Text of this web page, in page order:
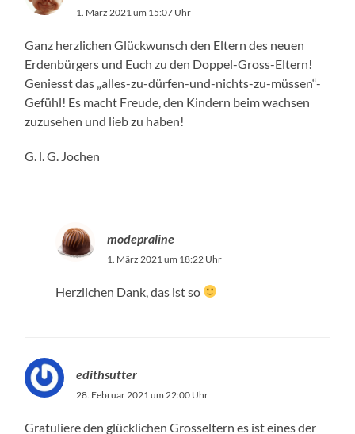
1. März 2021 um 15:07 Uhr
Ganz herzlichen Glückwunsch den Eltern des neuen
Erdenbürgers und Euch zu den Doppel-Gross-Eltern!
Geniesst das „alles-zu-dürfen-und-nichts-zu-müssen“-
Gefühl! Es macht Freude, den Kindern beim wachsen
zuzusehen und lieb zu haben!
G. l. G. Jochen
modepraline
1. März 2021 um 18:22 Uhr
Herzlichen Dank, das ist so
edithsutter
28. Februar 2021 um 22:00 Uhr
Gratuliere den glücklichen Grosseltern es ist eines der